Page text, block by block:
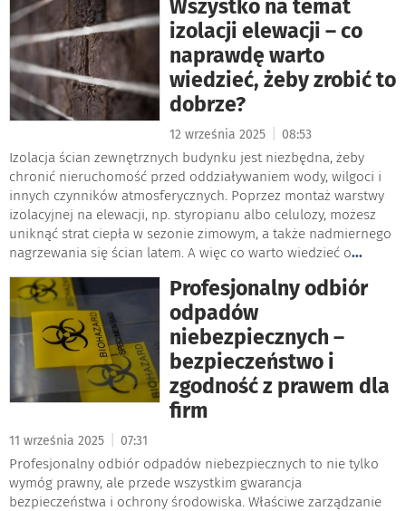
Wszystko na temat
izolacji elewacji – co
naprawdę warto
wiedzieć, żeby zrobić to
dobrze?
12 września 2025 08:53
Izolacja ścian zewnętrznych budynku jest niezbędna, żeby
chronić nieruchomość przed oddziaływaniem wody, wilgoci i
innych czynników atmosferycznych. Poprzez montaż warstwy
izolacyjnej na elewacji, np. styropianu albo celulozy, możesz
uniknąć strat ciepła w sezonie zimowym, a także nadmiernego
nagrzewania się ścian latem. A więc co warto wiedzieć o...
Profesjonalny odbiór
odpadów
niebezpiecznych –
bezpieczeństwo i
zgodność z prawem dla
firm
11 września 2025 07:31
Profesjonalny odbiór odpadów niebezpiecznych to nie tylko
wymóg prawny, ale przede wszystkim gwarancja
bezpieczeństwa i ochrony środowiska. Właściwe zarządzanie